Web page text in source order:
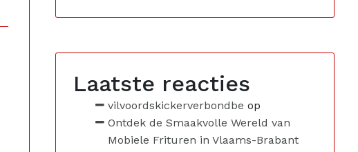
Laatste reacties
vilvoordskickerverbondbe op
Ontdek de Smaakvolle Wereld van
Mobiele Frituren in Vlaams-Brabant